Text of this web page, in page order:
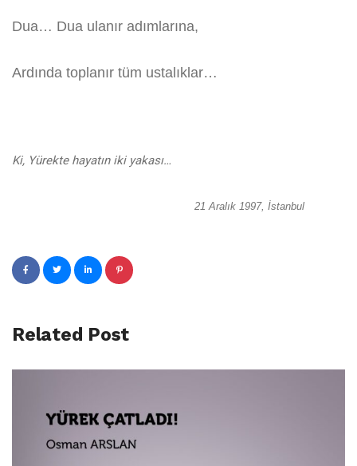
Dua… Dua ulanır adımlarına,
Ardında toplanır tüm ustalıklar…
Ki, Yürekte hayatın iki yakası…
21 Aralık 1997, İstanbul
Related Post